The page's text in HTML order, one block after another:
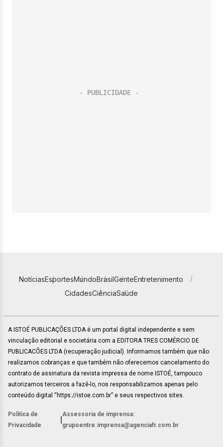
NotíciasEsportesMundoBrasilGenteEntretenimento
CidadesCiênciaSaúde
A ISTOÉ PUBLICAÇÕES LTDA é um portal digital independente e sem
vinculação editorial e societária com a EDITORA TRES COMÉRCIO DE
PUBLICACÕES LTDA (recuperação judicial). Informamos também que não
realizamos cobranças e que também não oferecemos cancelamento do
contrato de assinatura da revista impressa de nome ISTOÉ, tampouco
autorizamos terceiros a fazê-lo, nos responsabilizamos apenas pelo
conteúdo digital “https://istoe.com.br” e seus respectivos sites.
Política de
Privacidade
Assessoria de imprensa:
grupoentre.imprensa@agenciafr.com.br